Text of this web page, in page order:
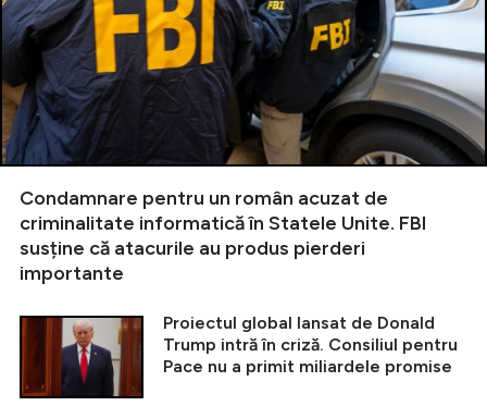
Condamnare pentru un român acuzat de
criminalitate informatică în Statele Unite. FBI
susține că atacurile au produs pierderi
importante
Proiectul global lansat de Donald
Trump intră în criză. Consiliul pentru
Pace nu a primit miliardele promise